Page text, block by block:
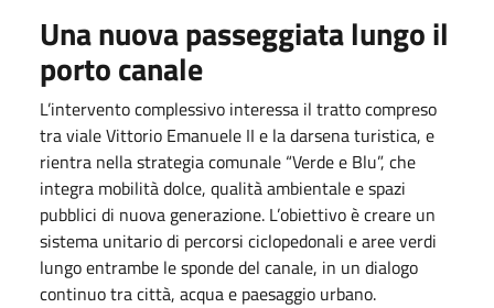
Una nuova passeggiata lungo il
porto canale
L’intervento complessivo interessa il tratto compreso
tra viale Vittorio Emanuele II e la darsena turistica, e
rientra nella strategia comunale “Verde e Blu”, che
integra mobilità dolce, qualità ambientale e spazi
pubblici di nuova generazione. L’obiettivo è creare un
sistema unitario di percorsi ciclopedonali e aree verdi
lungo entrambe le sponde del canale, in un dialogo
continuo tra città, acqua e paesaggio urbano.